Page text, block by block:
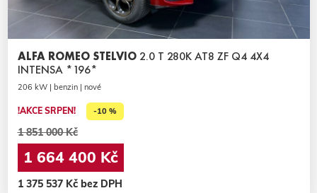
ALFA ROMEO STELVIO 2.0 T 280K AT8 ZF Q4 4X4
INTENSA *196*
206 kW | benzin | nové
!AKCE SRPEN! -10 %
1 851 000 Kč
1 664 400 Kč
1 375 537 Kč bez DPH